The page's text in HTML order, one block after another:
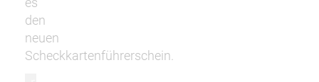
den
neuen
Scheckkartenführerschein.